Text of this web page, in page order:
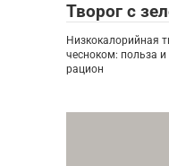
Творог с
Низкокалорийная
чесноком: польза
рацион